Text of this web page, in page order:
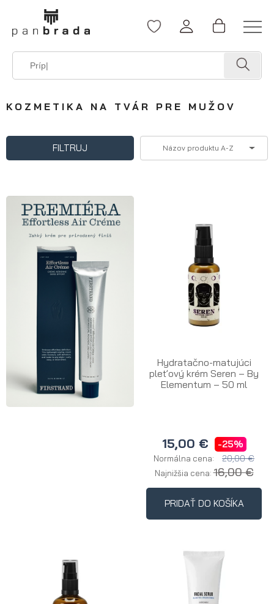
KOZMETIKA NA TVÁR PRE MUŽOV
FILTRUJ Názov produktu A-Z
Hydratačno-matujúci
pleťový krém Seren – By
Elementum – 50 ml
15,00 € -25%
Normálna cena: 20,00 €
Najnižšia cena:16,00 €
PRIDAŤ DO KOŠÍKA